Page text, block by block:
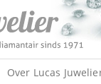
Over Lucas